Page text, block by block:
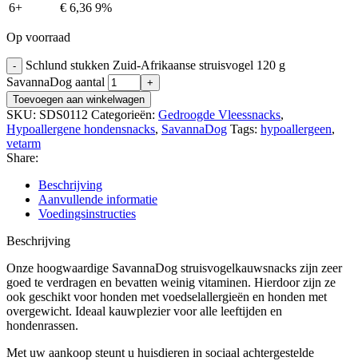
6+
€ 6,36 9%
Op voorraad
Schlund stukken Zuid-Afrikaanse struisvogel 120 g
SavannaDog aantal
Toevoegen aan winkelwagen
SKU: SDS0112 Categorieën: Gedroogde Vleessnacks,
Hypoallergene hondensnacks, SavannaDog Tags: hypoallergeen,
vetarm
Share:
Beschrijving
Aanvullende informatie
Voedingsinstructies
Beschrijving
Onze hoogwaardige SavannaDog struisvogelkauwsnacks zijn zeer
goed te verdragen en bevatten weinig vitaminen. Hierdoor zijn ze
ook geschikt voor honden met voedselallergieën en honden met
overgewicht. Ideaal kauwplezier voor alle leeftijden en
hondenrassen.
Met uw aankoop steunt u huisdieren in sociaal achtergestelde